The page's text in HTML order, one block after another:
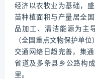
经济以农牧业为基础，
苗种植面积与产量居全
品加工、清洁能源为主
（全国重点文物保护单
交通网络日趋完善，集
省道及多条县乡公路构
里。